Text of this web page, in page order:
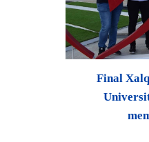
Final